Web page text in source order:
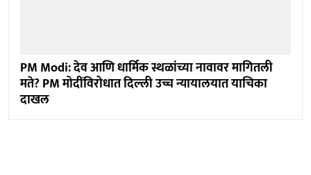
PM Modi: देव आणि धार्मिक स्थळांच्या नावावर मागितली
मते? PM मोदींविरोधात दिल्ली उच्च न्यायालयात याचिका
दाखल